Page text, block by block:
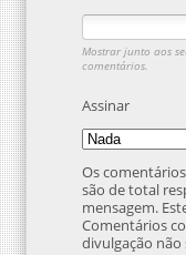
Mostrar junto aos
comentários.
Assinar
Os
são de total
mensagem.
Comentários
divulgação não